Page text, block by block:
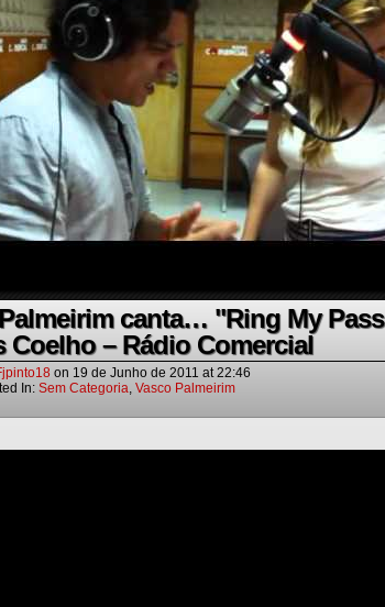
canta… "Ring My
Coelho – Rádio Comercial
on 19 de Junho de 2011 at22:46
In: Sem Categoria, Vasco Palmeirim